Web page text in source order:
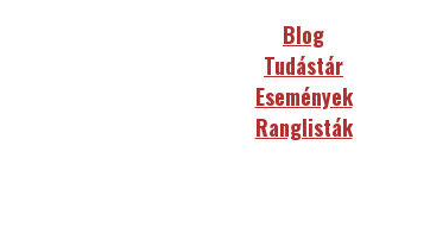
Blog
Tudástár
Események
Ranglisták